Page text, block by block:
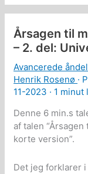
Årsagen til
– 2. del:
Avancerede
Henrik Rosenø ·
11-2023 · 1
Denne 6 min.s
af talen
korte version”.
Det jeg forklarer